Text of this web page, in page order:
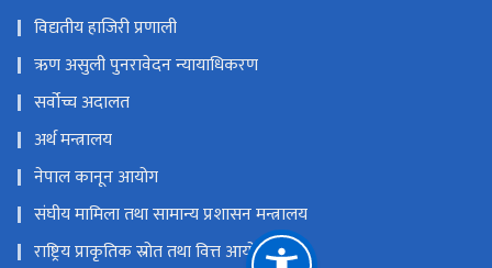
विद्यतीय हाजिरी प्रणाली
ऋण असुली पुनरावेदन न्यायाधिकरण
सर्वोच्च अदालत
अर्थ मन्त्रालय
नेपाल कानून आयोग
संघीय मामिला तथा सामान्य प्रशासन मन्त्रालय
राष्ट्रिय प्राकृतिक स्रोत तथा वित्त आयोग